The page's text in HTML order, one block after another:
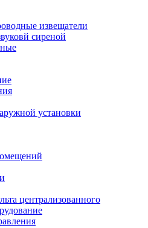
извещатели
сиреной
установки
централизованного